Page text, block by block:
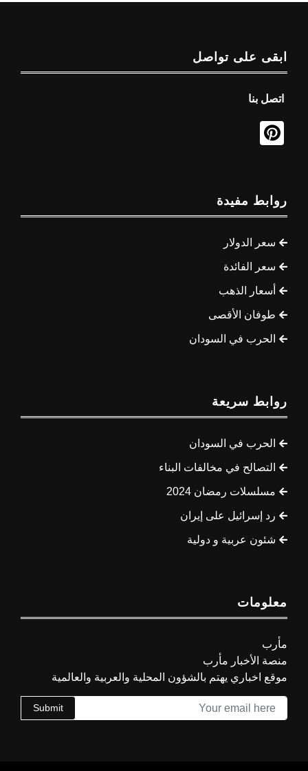
ابقى على تواصل
اتصل بنا
روابط مفيدة
سعر الدولار
سعر الفائدة
أسعار الذهب
طوفان الأقصى
الحرب في السودان
روابط سريعة
الحرب في السودان
التصالح في مخالفات البناء
مسلسلات رمضان 2024
رد إسرائيل على إيران
شئون عربية و دولية
معلومات
مأرب
منصة الأخبار مأرب
موقع اخباري يهتم بالشؤون المحلية والعربية والعالمية
Submit